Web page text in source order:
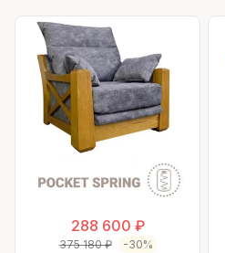
288 600 ₽
375 180 ₽ -30%